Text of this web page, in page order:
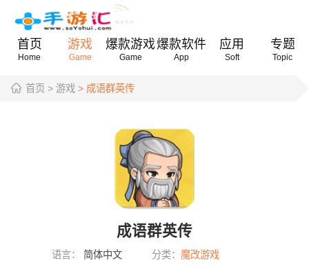
首页
Home
游戏
Game
爆款游戏
Game
爆款软件
App
应用
Soft
专题
Topic
首页 > 游戏 > 成语群英传
成语群英传
语言： 简体中文 分类： 魔改游戏